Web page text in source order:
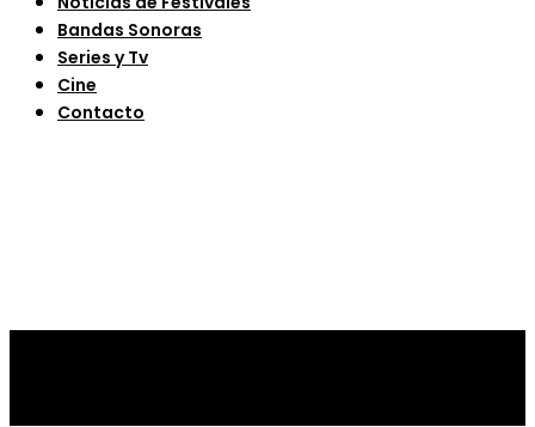
Bandas Sonoras
Series y Tv
Cine
Contacto